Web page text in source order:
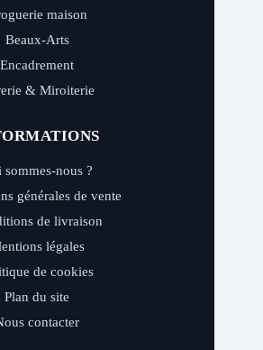
maison
Beaux-Arts
Encadrement
& Miroiterie
sommes-nous ?
générales de vente
de livraison
légales
de cookies
Plan du site
contacter